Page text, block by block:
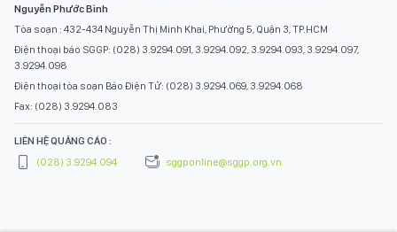
Nguyễn Phước Bình
Tòa soạn : 432-434 Nguyễn Thị Minh Khai, Phường 5, Quận 3, TP.HCM
Điện thoại báo SGGP: (028) 3.9294.091, 3.9294.092, 3.9294.093, 3.9294.097,
3.9294.098
Điện thoại tòa soạn Báo Điện Tử: (028) 3.9294.069, 3.9294.068
Fax: (028) 3.9294.083
LIÊN HỆ QUẢNG CÁO :
(028) 3.9294.094
sggponline@sggp.org.vn